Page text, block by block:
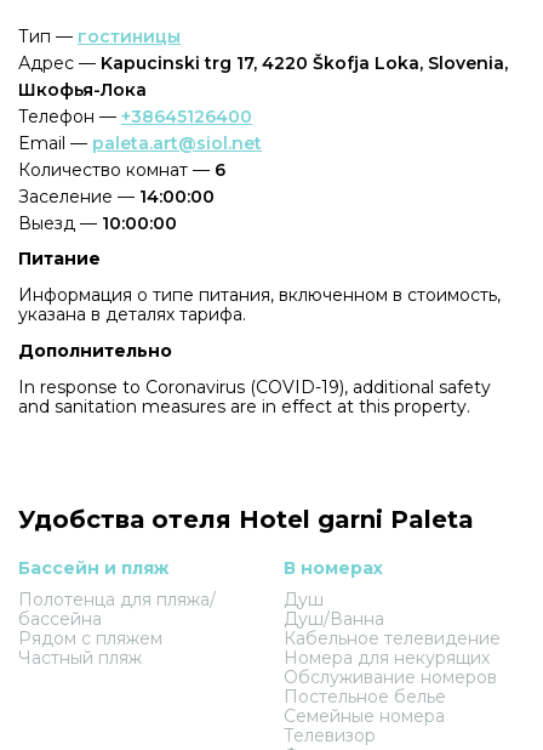
Тип — гостиницы
Адрес — Kapucinski trg 17, 4220 Škofja Loka, Slovenia,
Шкофья-Лока
Телефон — +38645126400
Email — paleta.art@siol.net
Количество комнат — 6
Заселение — 14:00:00
Выезд — 10:00:00
Питание
Информация о типе питания, включенном в стоимость,
указана в деталях тарифа.
Дополнительно
In response to Coronavirus (COVID-19), additional safety
and sanitation measures are in effect at this property.
Удобства отеля Hotel garni Paleta
Бассейн и пляж
Полотенца для пляжа/
бассейна
Рядом с пляжем
Частный пляж
В номерах
Душ
Душ/Ванна
Кабельное телевидение
Номера для некурящих
Обслуживание номеров
Постельное белье
Семейные номера
Телевизор